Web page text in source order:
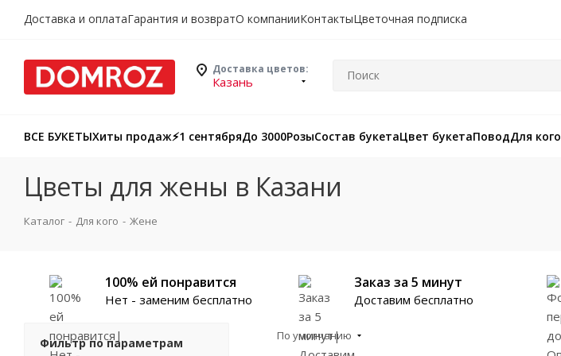
Доставка и оплатаГарантия и возвратО компанииКонтактыЦветочная подписка
Доставка цветов:
Казань
ВСЕ БУКЕТЫХиты продаж⚡️1 сентябряДо 3000РозыСостав букетаЦвет букетаПоводДля кого
Цветы для жены в Казани
Каталог - Для кого - Жене
100% ей понравится
Нет - заменим бесплатно
Заказ за 5 минут
Доставим бесплатно
По умолчанию
Фильтр по параметрам